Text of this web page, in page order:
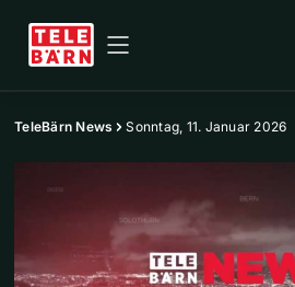
TeleBärn News Sonntag, 11. Januar 2026